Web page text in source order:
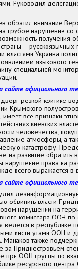
Руководил
внимание
грубое нарушение со
получения
– русскоязычных
Украина
языкового
специальной
официального
резкой критике
Крымского
все признаки
киевских
человечества,
атмосферы, а
катастрофу.
на развитие обратить
права на
всего выражается
официального
обвинить власти
нарушении на
комиссара ООН
ведется в республике
институтами ООН и
также
Приднестровьем
при ООН группы по
ресурсного